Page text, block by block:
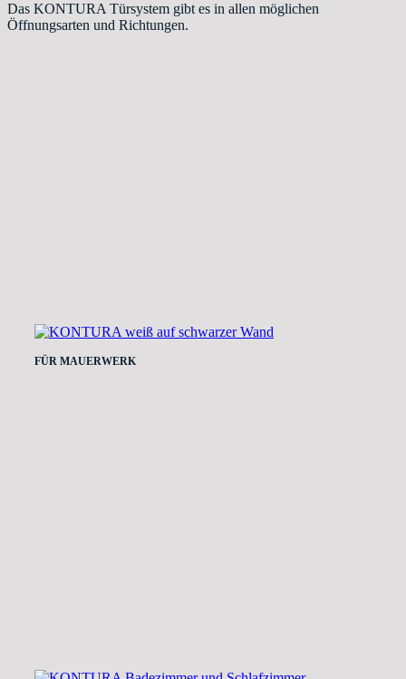
Das KONTURA Türsystem gibt es in allen möglichen
Öffnungsarten und Richtungen.
FÜR MAUERWERK